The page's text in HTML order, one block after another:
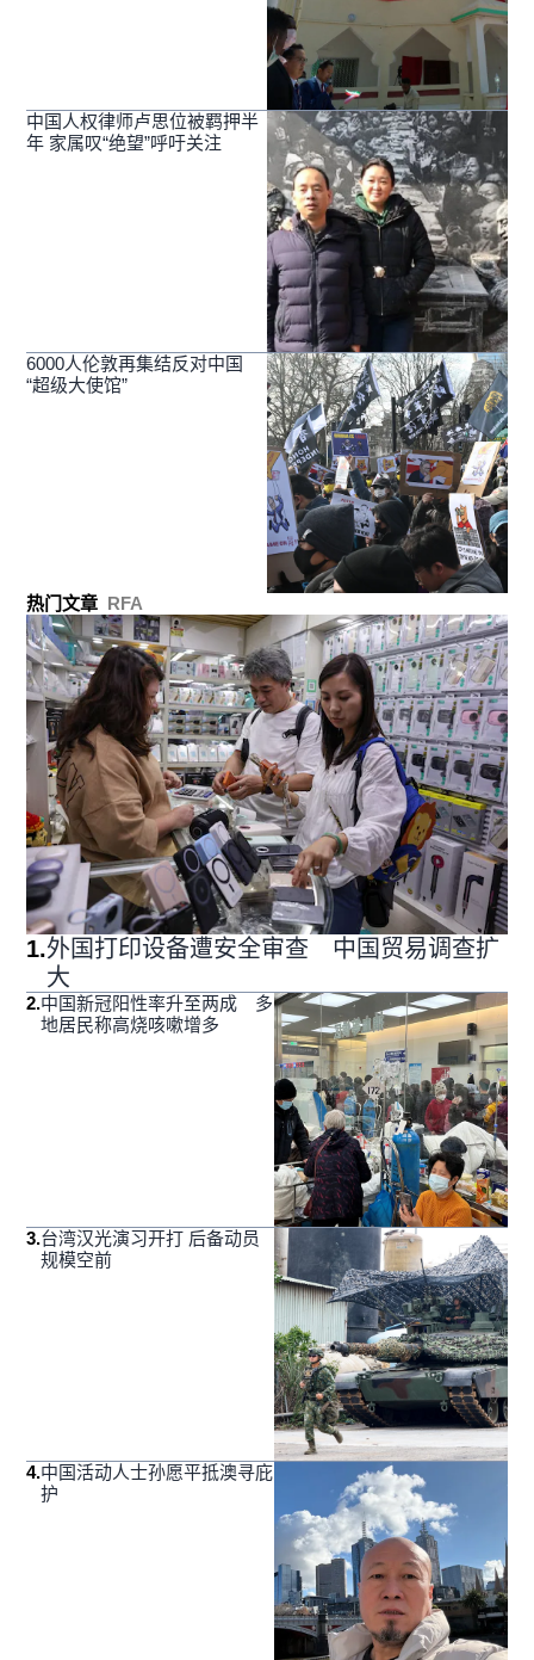
中国人权律师卢思位被羁押半
年 家属叹“绝望”呼吁关注
6000人伦敦再集结反对中国
“超级大使馆”
热门文章 RFA
1.外国打印设备遭安全审查 中国贸易调查扩
大
2.中国新冠阳性率升至两成 多
地居民称高烧咳嗽增多
3.台湾汉光演习开打 后备动员
规模空前
4.中国活动人士孙愿平抵澳寻庇
护